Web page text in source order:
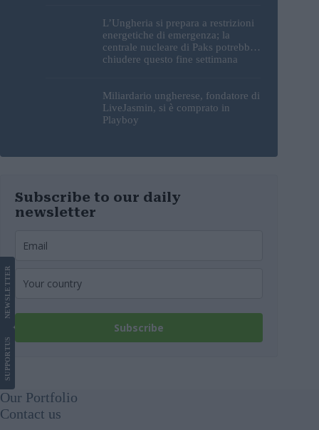
L’Ungheria si prepara a restrizioni
energetiche di emergenza; la
centrale nucleare di Paks potrebbe
chiudere questo fine settimana
Miliardario ungherese, fondatore di
LiveJasmin, si è comprato in
Playboy
Subscribe to our daily
newsletter
Subscribe
SUPPORT
US
NEWS
LETTER
Our Portfolio
Contact us